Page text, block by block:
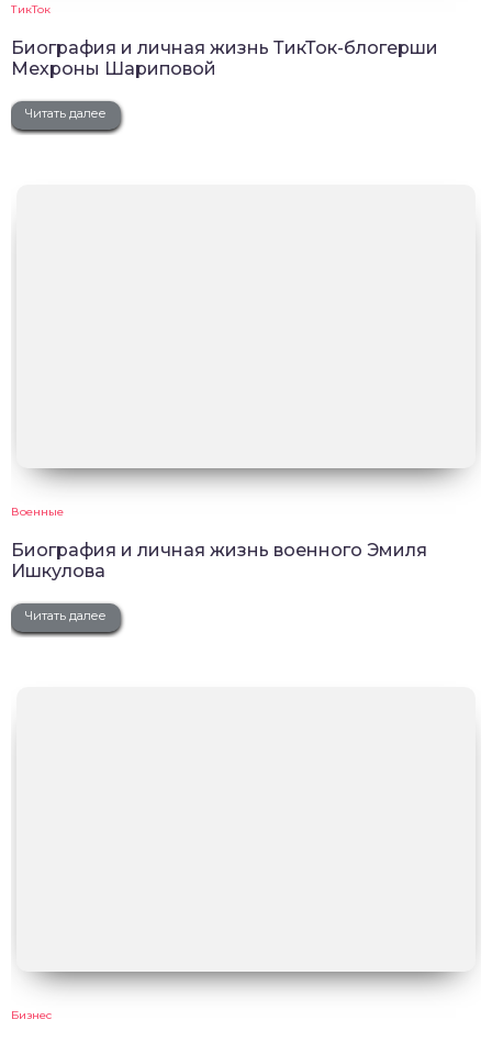
ТикТок
Биография и личная жизнь ТикТок-блогерши
Мехроны Шариповой
Читать далее
Военные
Биография и личная жизнь военного Эмиля
Ишкулова
Читать далее
Бизнес